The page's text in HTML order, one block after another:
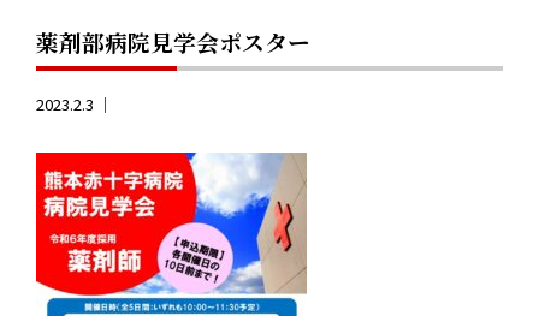
薬剤部病院見学会ポスター
2023.2.3 ｜